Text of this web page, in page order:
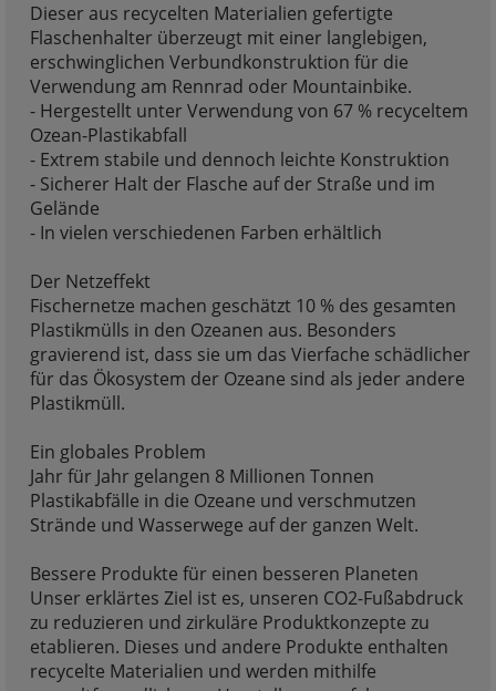
Dieser aus recycelten Materialien gefertigte
Flaschenhalter überzeugt mit einer langlebigen,
erschwinglichen Verbundkonstruktion für die
Verwendung am Rennrad oder Mountainbike.
- Hergestellt unter Verwendung von 67 % recyceltem
Ozean-Plastikabfall
- Extrem stabile und dennoch leichte Konstruktion
- Sicherer Halt der Flasche auf der Straße und im
Gelände
- In vielen verschiedenen Farben erhältlich
Der Netzeffekt
Fischernetze machen geschätzt 10 % des gesamten
Plastikmülls in den Ozeanen aus. Besonders
gravierend ist, dass sie um das Vierfache schädlicher
für das Ökosystem der Ozeane sind als jeder andere
Plastikmüll.
Ein globales Problem
Jahr für Jahr gelangen 8 Millionen Tonnen
Plastikabfälle in die Ozeane und verschmutzen
Strände und Wasserwege auf der ganzen Welt.
Bessere Produkte für einen besseren Planeten
Unser erklärtes Ziel ist es, unseren CO2-Fußabdruck
zu reduzieren und zirkuläre Produktkonzepte zu
etablieren. Dieses und andere Produkte enthalten
recycelte Materialien und werden mithilfe